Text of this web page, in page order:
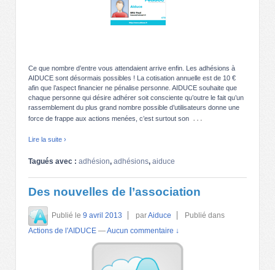
Ce que nombre d’entre vous attendaient arrive enfin. Les adhésions à
AIDUCE sont désormais possibles ! La cotisation annuelle est de 10 €
afin que l’aspect financier ne pénalise personne. AIDUCE souhaite que
chaque personne qui désire adhérer soit consciente qu’outre le fait qu’un
rassemblement du plus grand nombre possible d’utilisateurs donne une
force de frappe aux actions menées, c’est surtout son …
Lire la suite ›
Tagués avec : adhésion, adhésions, aiduce
Des nouvelles de l’association
Publié le 9 avril 2013 parAiduce
Publié dans
Actions de l'AIDUCE —Aucun commentaire ↓